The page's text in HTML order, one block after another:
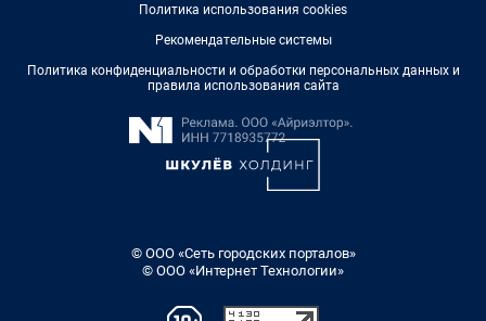
Политика использования cookies
Рекомендательные системы
Политика конфиденциальности и обработки персональных данных и
правила использования сайта
© ООО «Сеть городских порталов»
© ООО «Интернет Технологии»